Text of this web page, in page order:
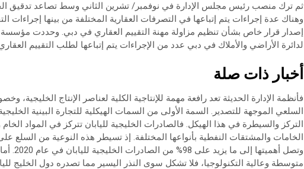
ثم ترك منصب رئيس مجلس الإدارة في نوفمبر/ تشرين الثاني وسط تصاعد تدقيق
وهناك عدة إجراءات يتم إتباعها في التصرفات العقارية المختلفة من بينها إجراءات
إصدار قرار خاص بشأن تنظيم مزاولة مهنة التقييم العقاري في دبي. وحددت مؤسسة
لدائرة الأراضي والأملاك في دبي عدد من الإجراءات يتم إتباعها لطلب التقييم
أخبار ذات صلة
فأنظمة الإدارة الحديثة تعد رافعة مهمة للإنتاجية الكلية لعناصر الإنتاج الخليجية،
السلعي الموجهة للتصدير. السمة الأولى من السمات الهيكلية للتجارة البينية
التركز والسيطرة في هذا الهيكل. فالصادرات الخليجية لليابان تتركز في المواد الخام
الخامات والمشتقات النفطية بأنواعها المختلفة. إذ تسيطر هذه النوعية من السلع
وتصل أهميتها
متوسطة وعالية التكنولوجيا، فلا تشكل سوى النذر اليسير مما تصدره دول الخليج